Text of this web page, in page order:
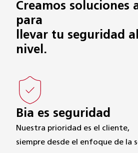
Creamos soluciones
para
llevar tu seguridad
nivel.
Bia es seguridad
Nuestra prioridad es el cliente,
siempre desde el enfoque de la